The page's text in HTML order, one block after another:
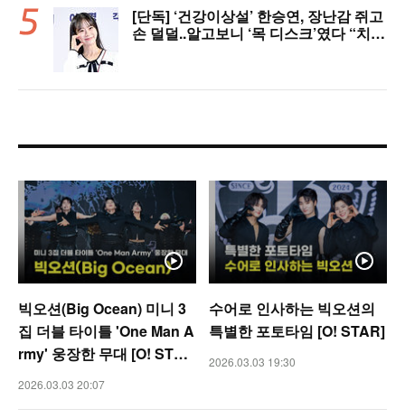
[단독] ‘건강이상설’ 한승연, 장난감 쥐고
손 덜덜..알고보니 ‘목 디스크’였다 “치료
빅오션(Big Ocean) 미니 3
집 더블 타이틀 'One Man A
rmy' 웅장한 무대 [O! STA
R]
2026.03.03 20:07
수어로 인사하는 빅오션의
특별한 포토타임 [O! STAR]
2026.03.03 19:30